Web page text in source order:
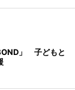
」 子どもと